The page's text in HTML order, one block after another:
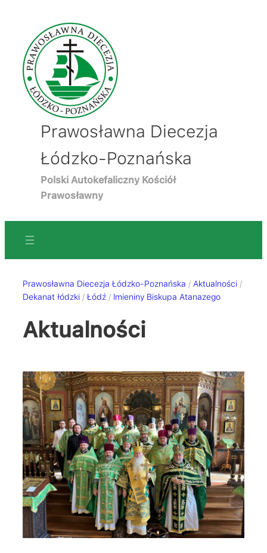
Prawosławna Diecezja
Łódzko-Poznańska
Polski Autokefaliczny Kościół
Prawosławny
Prawosławna Diecezja Łódzko-Poznańska / Aktualności /
Dekanat łódzki / Łódź / Imieniny Biskupa Atanazego
Aktualności